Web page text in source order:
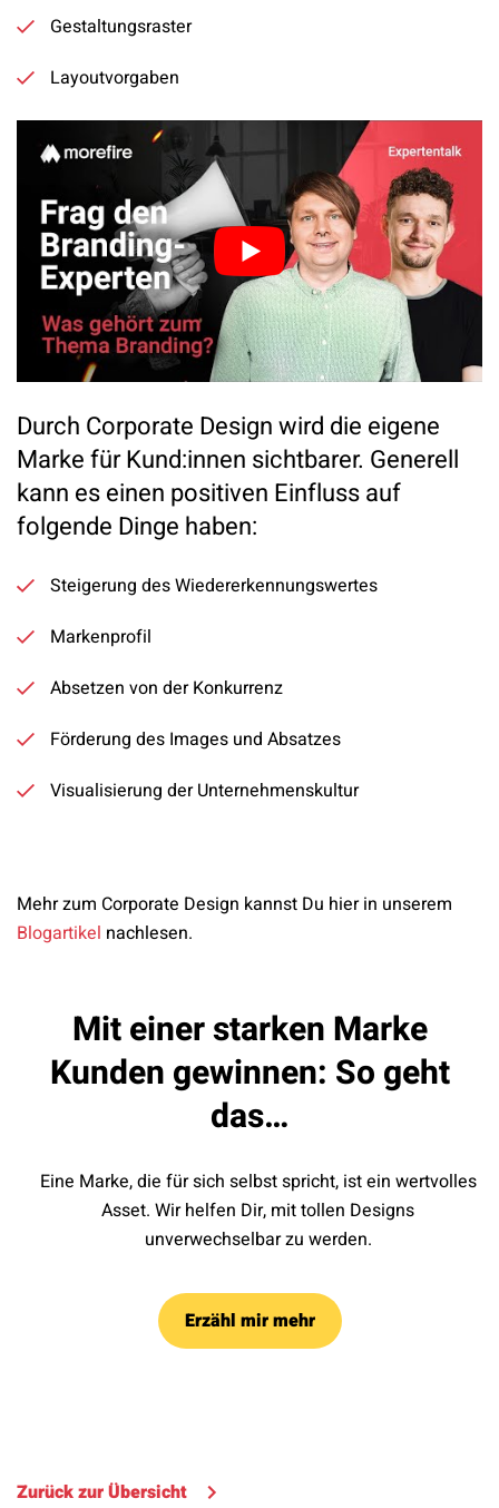
Gestaltungsraster
Layoutvorgaben
Durch Corporate Design wird die eigene
Marke für Kund:innen sichtbarer. Generell
kann es einen positiven Einfluss auf
folgende Dinge haben:
Steigerung des Wiedererkennungswertes
Markenprofil
Absetzen von der Konkurrenz
Förderung des Images und Absatzes
Visualisierung der Unternehmenskultur
Mehr zum Corporate Design kannst Du hier in unserem
Blogartikel nachlesen.
Mit einer starken Marke
Kunden gewinnen: So geht
das…
Eine Marke, die für sich selbst spricht, ist ein wertvolles
Asset. Wir helfen Dir, mit tollen Designs
unverwechselbar zu werden.
Erzähl mir mehr
Zurück zur Übersicht